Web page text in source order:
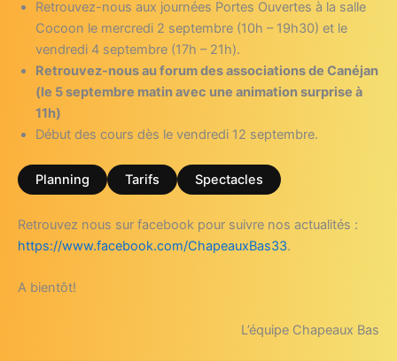
Retrouvez-nous aux journées Portes Ouvertes à la salle
Cocoon le mercredi 2 septembre (10h – 19h30) et le
vendredi 4 septembre (17h – 21h).
Retrouvez-nous au forum des associations de Canéjan
(le 5 septembre matin avec une animation surprise à
11h)
Début des cours dès le vendredi 12 septembre.
Planning Tarifs Spectacles
Retrouvez nous sur facebook pour suivre nos actualités :
https://www.facebook.com/ChapeauxBas33.
A bientôt!
L’équipe Chapeaux Bas